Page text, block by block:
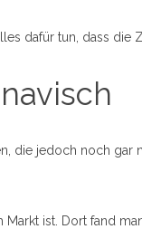
dafür tun, dass die
die jedoch noch gar
ist. Dort fand